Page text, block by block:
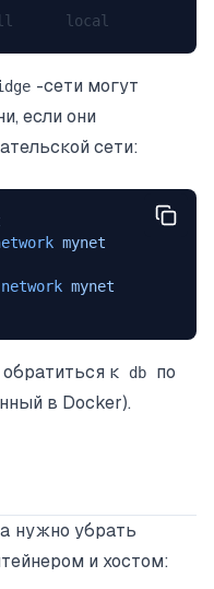
-сети могут
если они
сети:
mynet
mynet
к db
по
в Docker).
нужно убрать
и хостом: